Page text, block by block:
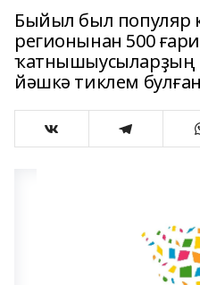
Быйыл был популяр
регионынан 500
ҡатнышыусыларҙың
йәшкә тиклем